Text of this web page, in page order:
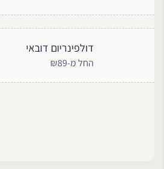
דולפינריום דובאי
החל מ-₪89